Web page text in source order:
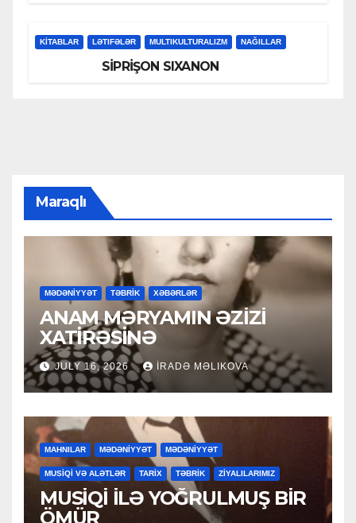
KİTABLAR LƏTIFƏLƏR MULTIKULTURALIZM NAĞILLAR
SİPRİŞON SIXANON
Maraqlı
MƏDƏNİYYƏT TƏBRİK XƏBƏRLƏR
ANAM MƏRYAMIN ƏZİZİ
XATİRƏSİNƏ
JULY 16, 2026 İRADƏ MƏLIKOVA
MAHNILAR MƏDƏNİYYƏT MƏDƏNİYYƏT
MUSİQİ VƏ ALƏTLƏR TARİX TƏBRİK ZİYALILARIMIZ
MUSİQİ İLƏ YOĞRULMUŞ BİR
ÖMÜR